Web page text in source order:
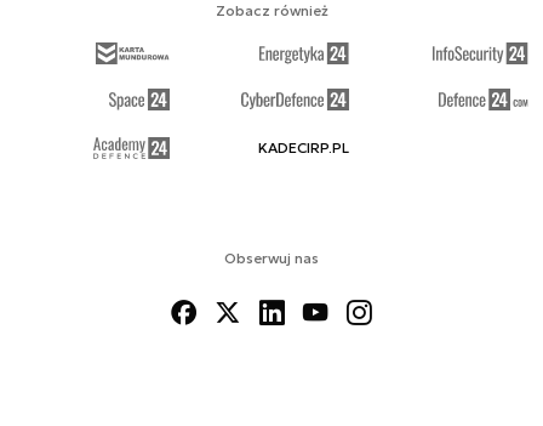
Obserwuj nas
Zobacz również
KADECIRP.PL